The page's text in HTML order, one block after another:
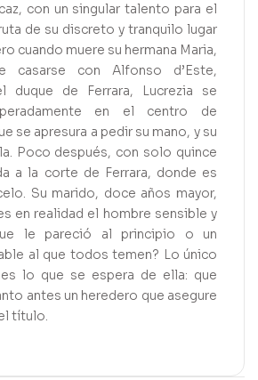
con un singular talento para el
de su discreto y tranquilo lugar
cuando muere su hermana Maria,
casarse con Alfonso d’Este,
duque de Ferrara, Lucrezia se
en el centro de
se apresura a pedir su mano, y su
Poco después, con solo quince
a la corte de Ferrara, donde es
Su marido, doce años mayor,
en realidad el hombre sensible y
le pareció al principio o un
al que todos temen? Lo único
lo que se espera de ella: que
antes un heredero que asegure
título.